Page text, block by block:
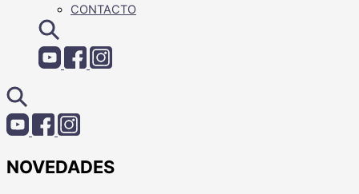
CONTACTO
NOVEDADES